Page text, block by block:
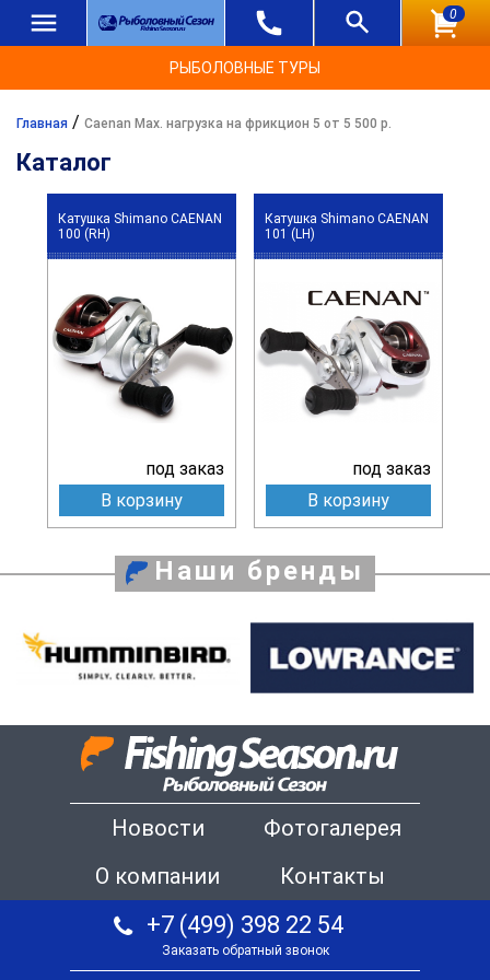
0
РЫБОЛОВНЫЕ ТУРЫ
Главная / Caenan Max. нагрузка на фрикцион 5 от 5 500 р.
Каталог
Катушка Shimano CAENAN
100 (RH)
под заказ
В корзину
Катушка Shimano CAENAN
101 (LH)
под заказ
В корзину
Наши бренды
Новости
Фотогалерея
О компании
Контакты
+7 (499) 398 22 54
Заказать обратный звонок